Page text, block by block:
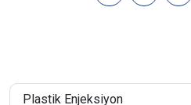
Plastik Enjeksiyon